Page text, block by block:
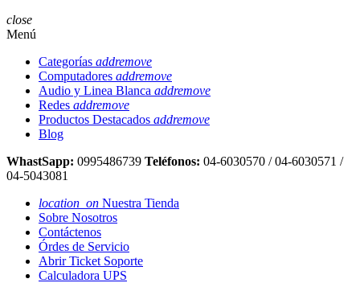
close
Menú
Categorías addremove
Computadores addremove
Audio y Linea Blanca addremove
Redes addremove
Productos Destacados addremove
Blog
WhastSapp: 0995486739 Teléfonos: 04-6030570 / 04-6030571 /
04-5043081
location_on Nuestra Tienda
Sobre Nosotros
Contáctenos
Órdes de Servicio
Abrir Ticket Soporte
Calculadora UPS